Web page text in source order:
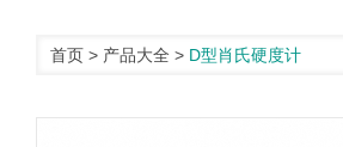
首页 > 产品大全 > D型肖氏硬度计